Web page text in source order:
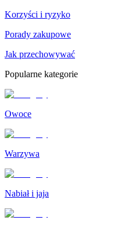
Korzyści i ryzyko
Porady zakupowe
Jak przechowywać
Popularne kategorie
Owoce
Warzywa
Nabiał i jaja